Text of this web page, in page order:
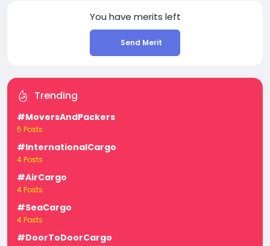
You have merits left
Send Merit
Trending
#MoversAndPackers
5 Posts
#InternationalCargo
4 Posts
#AirCargo
4 Posts
#SeaCargo
4 Posts
#DoorToDoorCargo